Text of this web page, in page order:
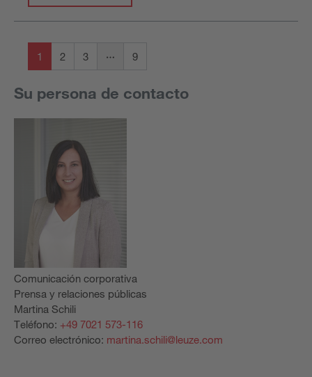
1 2 3 9
Su persona de contacto
Comunicación corporativa
Prensa y relaciones públicas
Martina Schili
Teléfono: +49 7021 573-116
Correo electrónico: martina.schili@leuze.com